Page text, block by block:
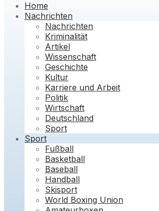
Home
Nachrichten
Nachrichten
Kriminalität
Artikel
Wissenschaft
Geschichte
Kultur
Karriere und Arbeit
Politik
Wirtschaft
Deutschland
Sport
Sport
Fußball
Basketball
Baseball
Handball
Skisport
World Boxing Union